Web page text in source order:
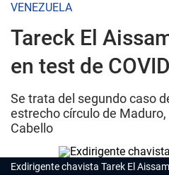
VENEZUELA
Tareck El
en test de
Se trata del segundo caso
estrecho círculo de
Cabello
Exdirigente chavista Tarek El